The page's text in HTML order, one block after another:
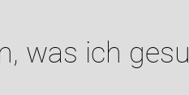
was ich